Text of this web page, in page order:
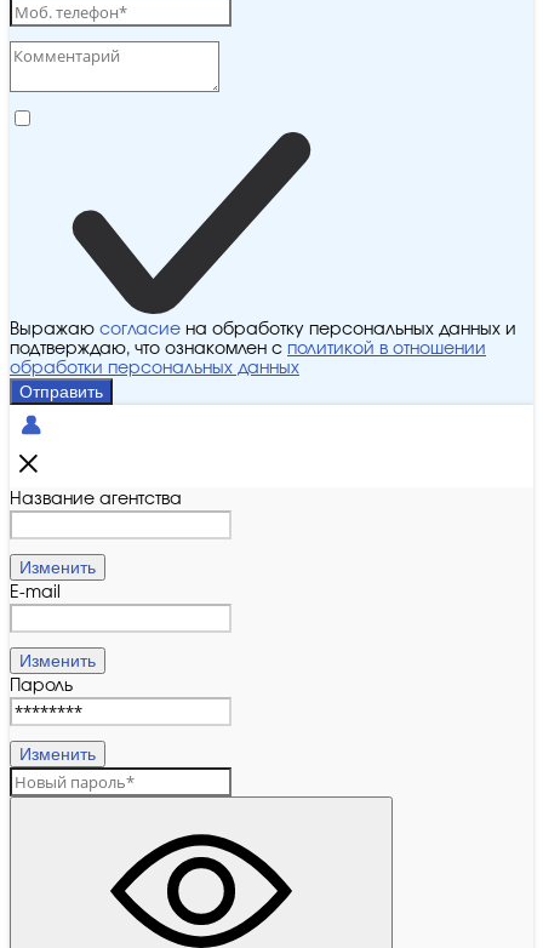
Выражаю согласие на обработку персональных данных и
подтверждаю, что ознакомлен с политикой в отношении
обработки персональных данных
Отправить
Название агентства
Изменить
E-mail
Изменить
Пароль
Изменить